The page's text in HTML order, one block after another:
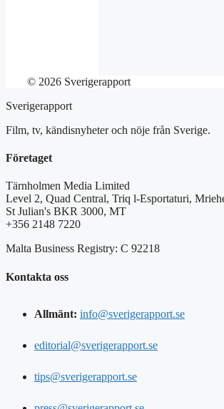
© 2026 Sverigerapport
Sverigerapport
Film, tv, kändisnyheter och nöje från Sverige.
Företaget
Tärnholmen Media Limited
Level 2, Quad Central, Triq l-Esportaturi,
St Julian's BKR 3000, MT
+356 2148 7220
Malta Business Registry: C 92218
Kontakta oss
Allmänt: info@sverigerapport.se
editorial@sverigerapport.se
tips@sverigerapport.se